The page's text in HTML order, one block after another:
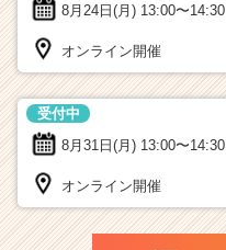
8月24日(月) 13:00〜14:30
オンライン開催
8月31日(月) 13:00〜14:30
受付中
オンライン開催